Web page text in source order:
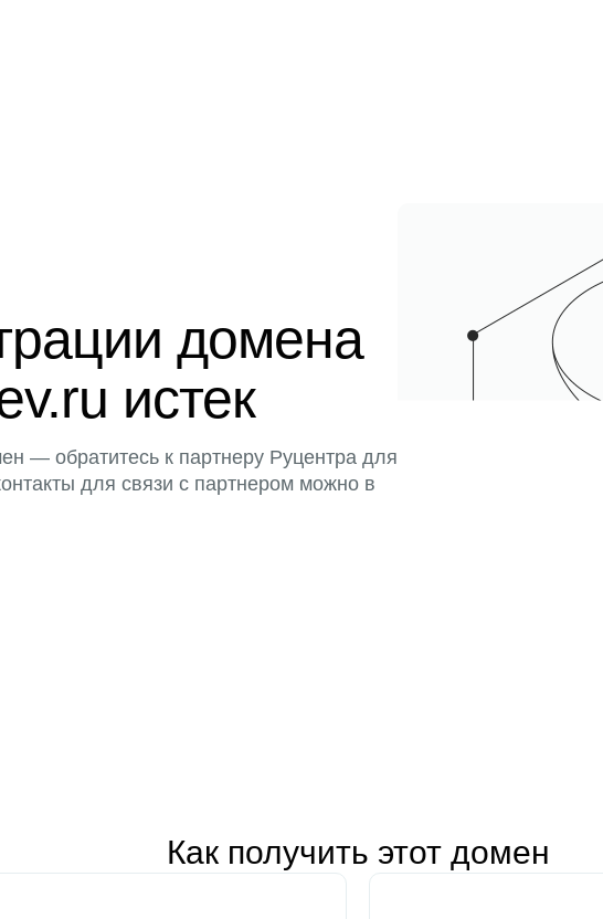
домена
истек
— обратитесь к партнеру Руцентра для
для связи с партнером можно в
Как получить этот домен